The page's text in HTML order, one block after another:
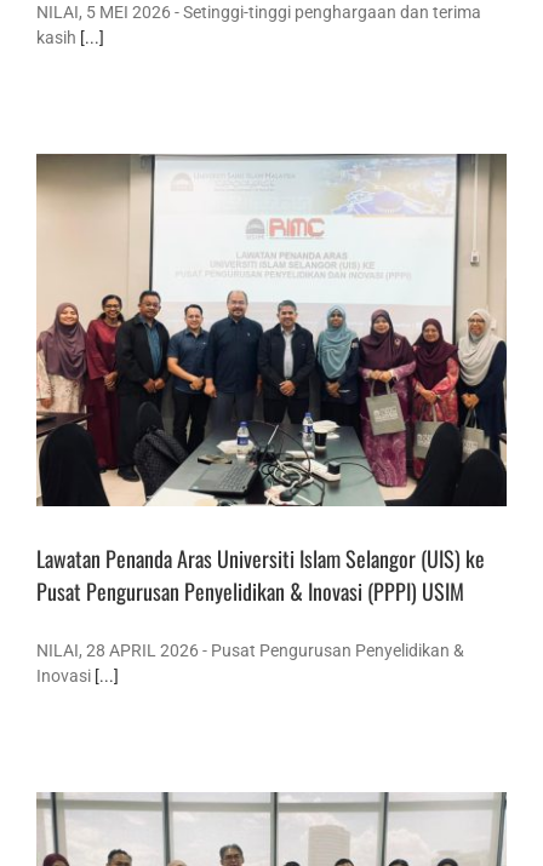
NILAI, 5 MEI 2026 - Setinggi-tinggi penghargaan dan terima
kasih [...]
Lawatan Penanda Aras Universiti Islam Selangor (UIS) ke
Pusat Pengurusan Penyelidikan & Inovasi (PPPI) USIM
NILAI, 28 APRIL 2026 - Pusat Pengurusan Penyelidikan &
Inovasi [...]